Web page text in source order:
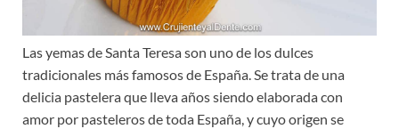
Las yemas de Santa Teresa son uno de los dulces
tradicionales más famosos de España. Se trata de una
delicia pastelera que lleva años siendo elaborada con
amor por pasteleros de toda España, y cuyo origen se